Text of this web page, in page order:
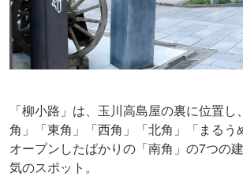
「柳小路」は、玉川高島屋の裏に位置
角」「東角」「西角」「北角」「まるう
オープンしたばかりの「南角」の7つの
気のスポット。